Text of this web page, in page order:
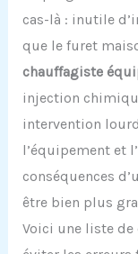
cas-là : inutile
que le furet
chauffagiste
injection
intervention
l’équipement et
conséquences
être bien plus
Voici une liste